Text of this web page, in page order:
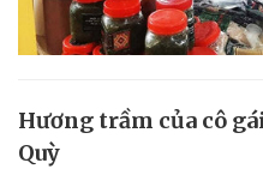
Hương trầm của cô
Quỳ